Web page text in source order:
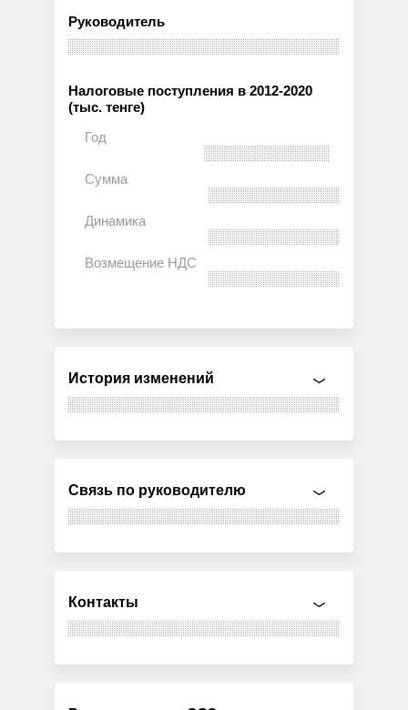
Руководитель
Налоговые поступления в 2012-2020
(тыс. тенге)
История изменений
Связь по руководителю
Контакты